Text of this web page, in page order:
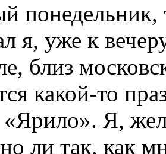
понедельник,
я, уже к
близ
какой-то
Я,
ли так, как